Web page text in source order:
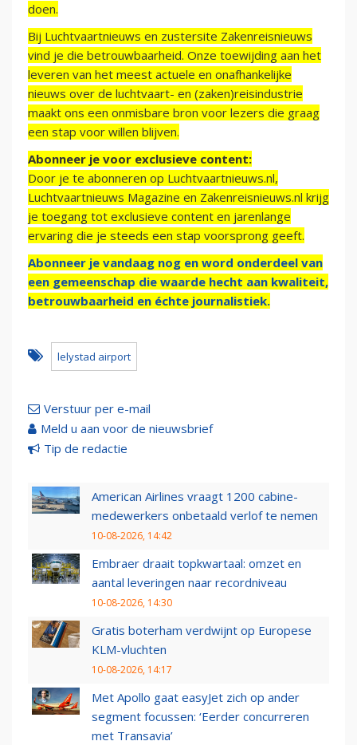
doen.
Bij Luchtvaartnieuws en zustersite Zakenreisnieuws
vind je die betrouwbaarheid. Onze toewijding aan het
leveren van het meest actuele en onafhankelijke
nieuws over de luchtvaart- en (zaken)reisindustrie
maakt ons een onmisbare bron voor lezers die graag
een stap voor willen blijven.
Abonneer je voor exclusieve content:
Door je te abonneren op Luchtvaartnieuws.nl,
Luchtvaartnieuws Magazine en Zakenreisnieuws.nl krijg
je toegang tot exclusieve content en jarenlange
ervaring die je steeds een stap voorsprong geeft.
Abonneer je vandaag nog en word onderdeel van
een gemeenschap die waarde hecht aan kwaliteit,
betrouwbaarheid en échte journalistiek.
lelystad airport
Verstuur per e-mail
Meld u aan voor de nieuwsbrief
Tip de redactie
American Airlines vraagt 1200 cabine-
medewerkers onbetaald verlof te nemen
10-08-2026, 14:42
Embraer draait topkwartaal: omzet en
aantal leveringen naar recordniveau
10-08-2026, 14:30
Gratis boterham verdwijnt op Europese
KLM-vluchten
10-08-2026, 14:17
Met Apollo gaat easyJet zich op ander
segment focussen: ‘Eerder concurreren
met Transavia’